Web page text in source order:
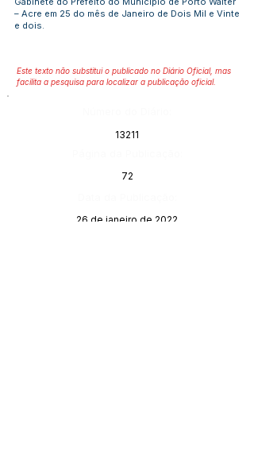
– Acre em 25 do mês de Janeiro de Dois Mil e Vinte
e dois.
Este texto não substitui o publicado no Diário Oficial, mas
facilita a pesquisa para localizar a publicação oficial.
13211
72
26 de janeiro de 2022